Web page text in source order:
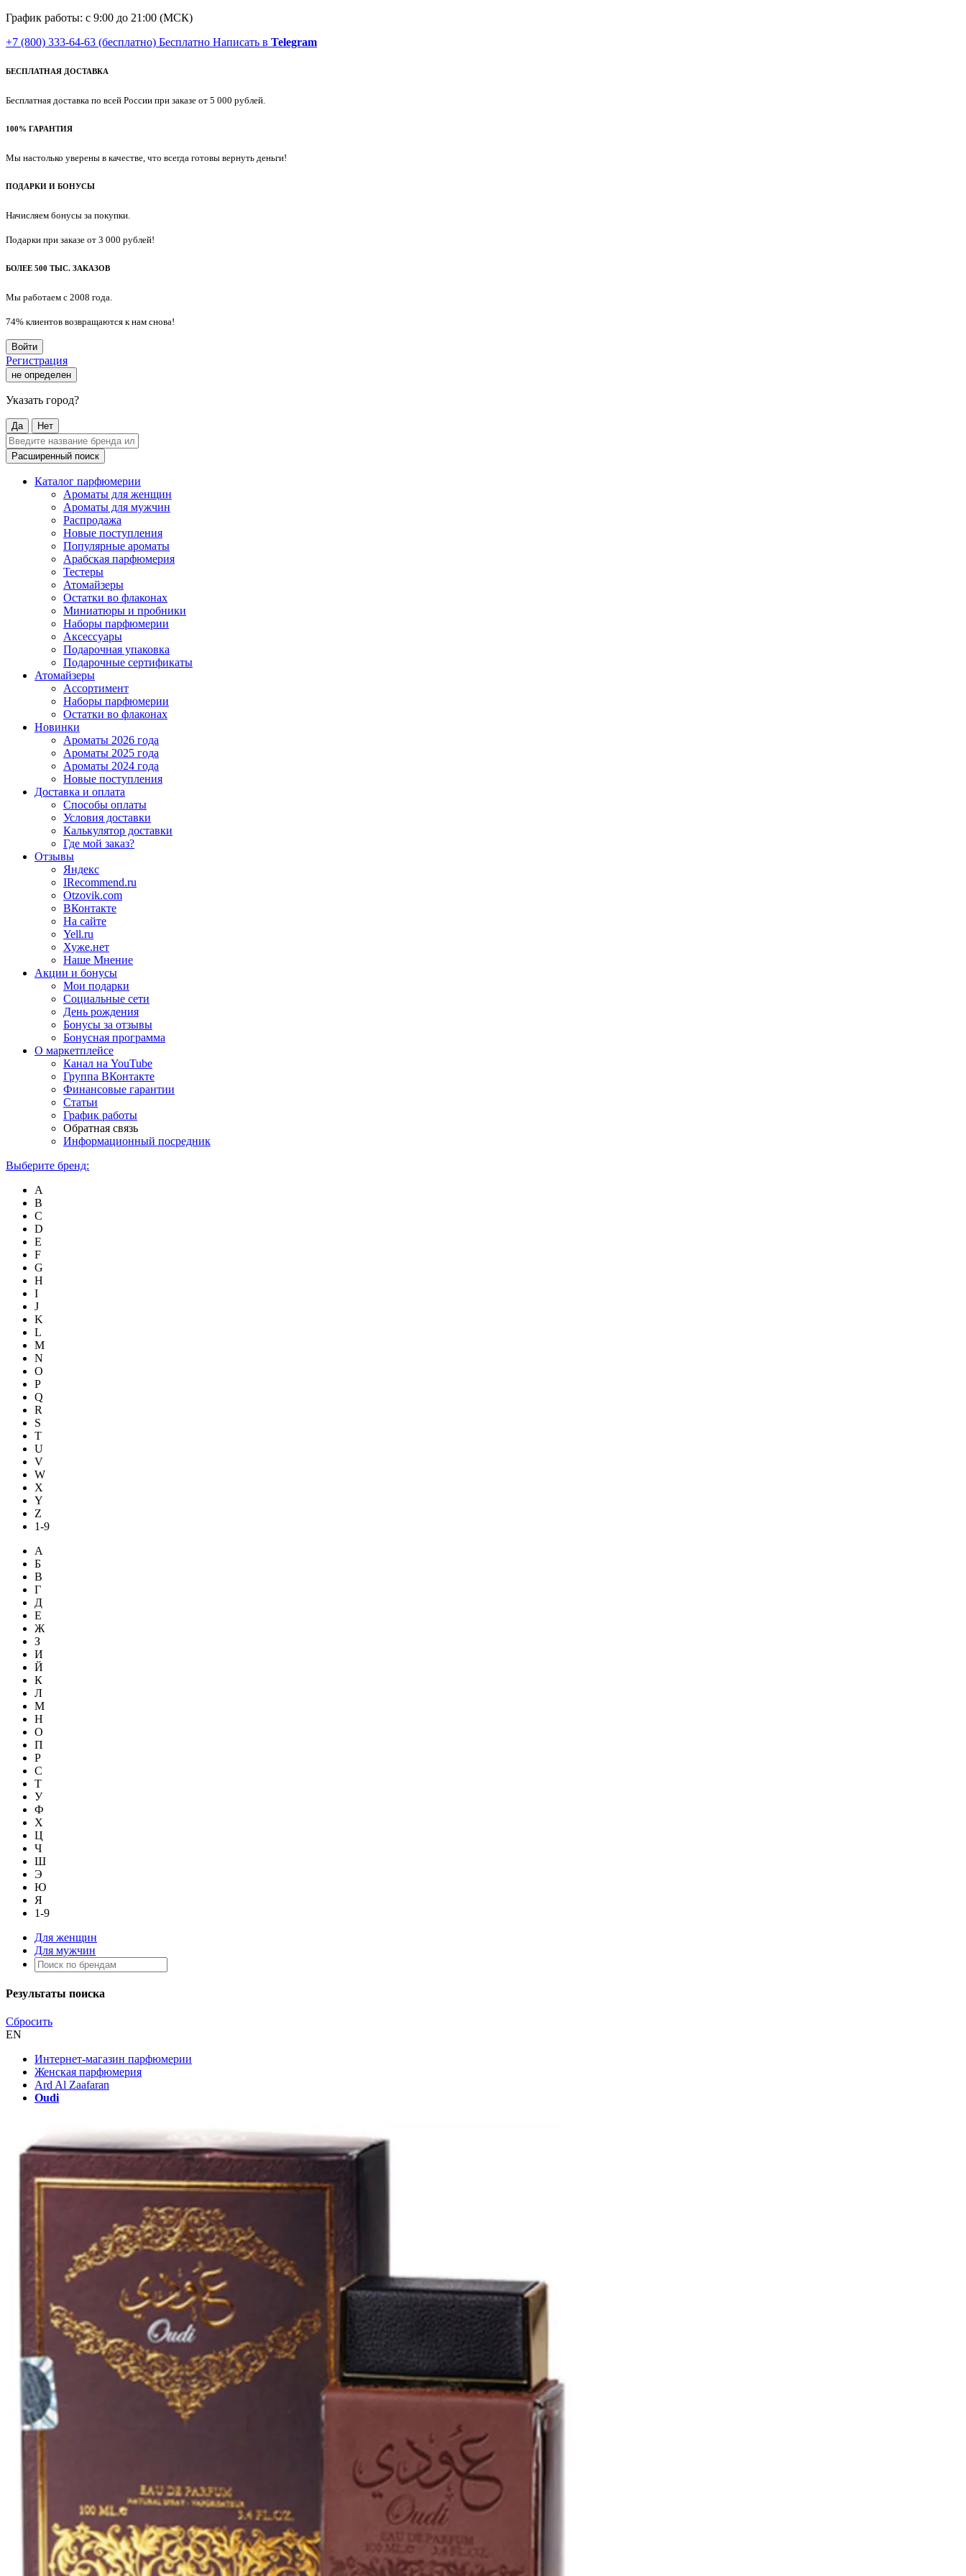
График работы: с 9:00 до 21:00 (МСК)
+7 (800) 333-64-63 (бесплатно) Бесплатно Написать в Telegram
БЕСПЛАТНАЯ ДОСТАВКА
Бесплатная доставка по всей России при заказе от 5 000 рублей.
100% ГАРАНТИЯ
Мы настолько уверены в качестве, что всегда готовы вернуть деньги!
ПОДАРКИ И БОНУСЫ
Начисляем бонусы за покупки.
Подарки при заказе от 3 000 рублей!
БОЛЕЕ 500 ТЫС. ЗАКАЗОВ
Мы работаем с 2008 года.
74% клиентов возвращаются к нам снова!
Войти
Регистрация
не определен
Указать город?
Да Нет
Расширенный поиск
Каталог парфюмерии
Ароматы для женщин
Ароматы для мужчин
Распродажа
Новые поступления
Популярные ароматы
Арабская парфюмерия
Тестеры
Атомайзеры
Остатки во флаконах
Миниатюры и пробники
Наборы парфюмерии
Аксессуары
Подарочная упаковка
Подарочные сертификаты
Атомайзеры
Ассортимент
Наборы парфюмерии
Остатки во флаконах
Новинки
Ароматы 2026 года
Ароматы 2025 года
Ароматы 2024 года
Новые поступления
Доставка и оплата
Способы оплаты
Условия доставки
Калькулятор доставки
Где мой заказ?
Отзывы
Яндекс
IRecommend.ru
Otzovik.com
ВКонтакте
На сайте
Yell.ru
Хуже.нет
Наше Мнение
Акции и бонусы
Мои подарки
Социальные сети
День рождения
Бонусы за отзывы
Бонусная программа
О маркетплейсе
Канал на YouTube
Группа ВКонтакте
Финансовые гарантии
Статьи
График работы
Обратная связь
Информационный посредник
Выберите бренд:
A
B
C
D
E
F
G
H
I
J
K
L
M
N
O
P
Q
R
S
T
U
V
W
X
Y
Z
1-9
А
Б
В
Г
Д
Е
Ж
З
И
Й
К
Л
М
Н
О
П
Р
С
Т
У
Ф
Х
Ц
Ч
Ш
Э
Ю
Я
1-9
Для женщин
Для мужчин
Результаты поиска
Сбросить
EN
Интернет-магазин парфюмерии
Женская парфюмерия
Ard Al Zaafaran
Oudi